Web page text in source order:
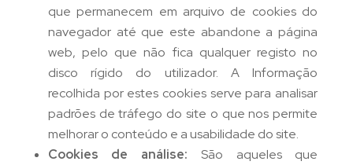
que permanecem em arquivo de cookies do
navegador até que este abandone a página
web, pelo que não fica qualquer registo no
disco rígido do utilizador. A Informação
recolhida por estes cookies serve para analisar
padrões de tráfego do site o que nos permite
melhorar o conteúdo e a usabilidade do site.
Cookies de análise: São aqueles que